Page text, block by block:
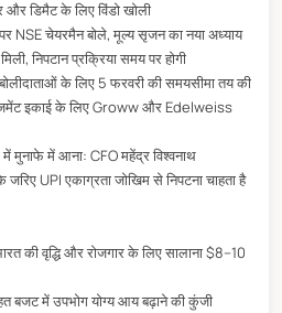
डिमैट के लिए विंडो खोली
NSE चेयरमैन बोले, मूल्य सृजन का नया अध्याय
निपटान प्रक्रिया समय पर होगी
के लिए 5 फरवरी की समयसीमा तय की
इकाई के लिए Groww और Edelweiss
मुनाफे में आना: CFO महेंद्र विश्वनाथ
UPI एकाग्रता जोखिम से निपटना चाहता है
की वृद्धि और रोजगार के लिए सालाना $8–10
बजट में उपभोग योग्य आय बढ़ाने की कुंजी